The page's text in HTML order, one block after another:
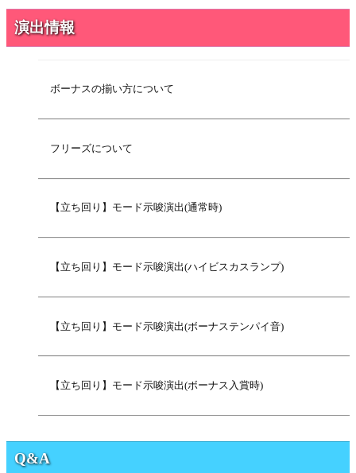
演出情報
ボーナスの揃い方について
フリーズについて
【立ち回り】モード示唆演出(通常時)
【立ち回り】モード示唆演出(ハイビスカスランプ)
【立ち回り】モード示唆演出(ボーナステンパイ音)
【立ち回り】モード示唆演出(ボーナス入賞時)
Q&A